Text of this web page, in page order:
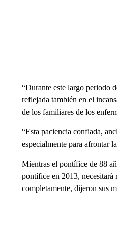
“Durante este largo periodo
reflejada también en el
de los familiares de los
“Esta paciencia confiada,
especialmente para afrontar
Mientras el pontífice de 88
pontífice en 2013, necesitará
completamente, dijeron sus